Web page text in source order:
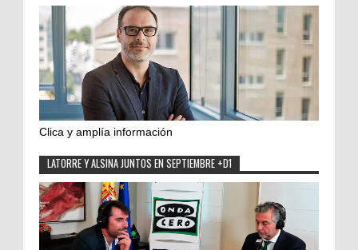
Clica y amplía información
LATORRE Y ALSINA JUNTOS EN SEPTIEMBRE +D1